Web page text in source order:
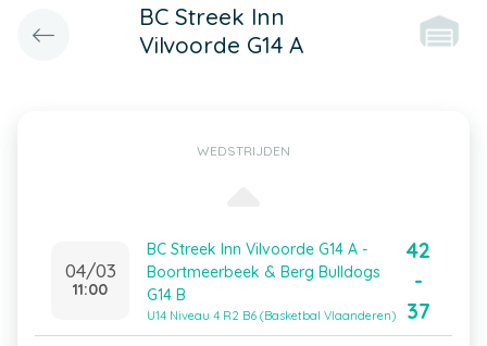
BC Streek Inn
Vilvoorde G14 A
WEDSTRIJDEN
04/03
11:00
BC Streek Inn Vilvoorde G14 A -
Boortmeerbeek & Berg Bulldogs
G14 B
U14 Niveau 4 R2 B6 (Basketbal Vlaanderen)
42
-
37